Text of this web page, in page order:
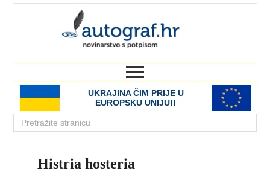
UKRAJINA ČIM PRIJE U
EUROPSKU UNIJU!!
Histria hosteria